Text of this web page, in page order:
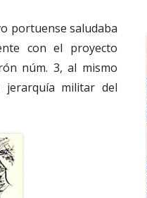
portuense saludaba
con el proyecto
núm. 3, al mismo
jerarquía militar del